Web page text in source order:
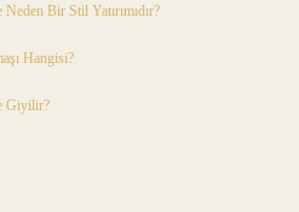
Bir Stil Yatırımıdır?
Hangisi?
Giyilir?